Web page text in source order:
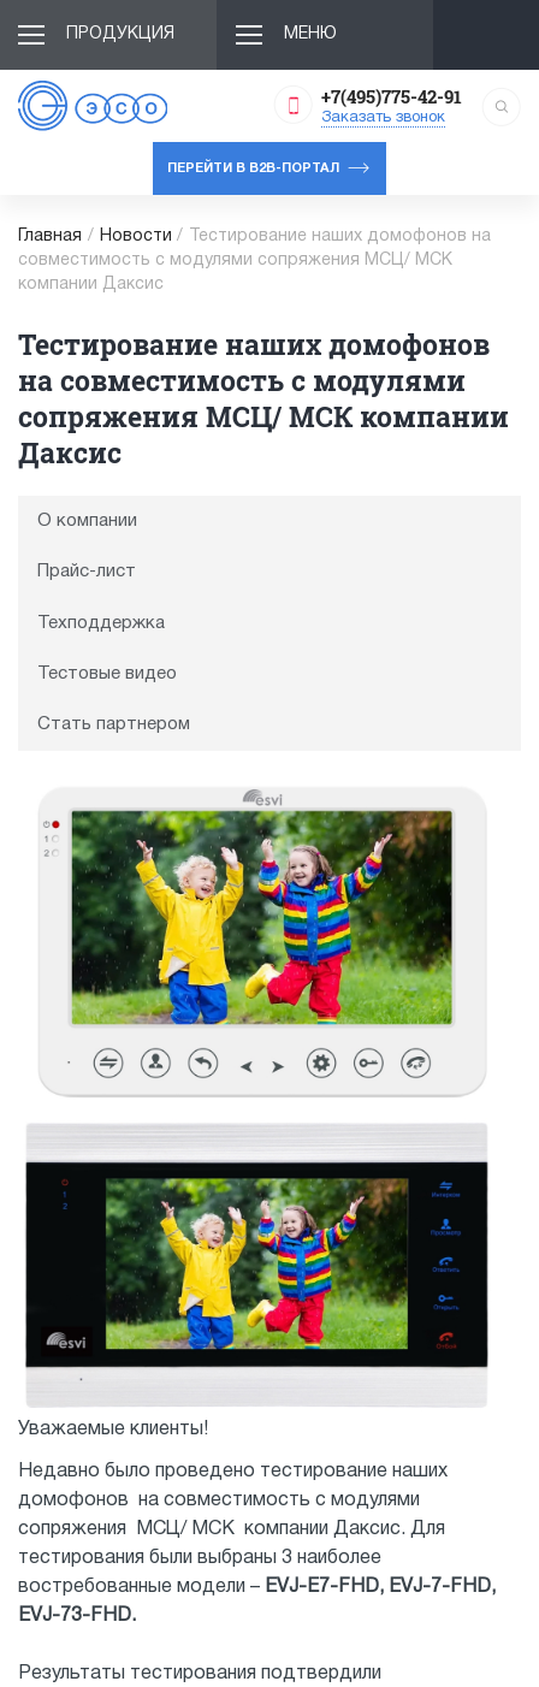
ПРОДУКЦИЯ МЕНЮ
+7(495)775-42-91
Заказать звонок
ПЕРЕЙТИ В B2B-ПОРТАЛ
Главная / Новости /
Тестирование наших домофонов на
совместимость с модулями сопряжения МСЦ/ МСК
компании Даксис
Тестирование наших домофонов
на совместимость с модулями
сопряжения МСЦ/ МСК компании
Даксис
О компании
Прайс-лист
Техподдержка
Тестовые видео
Стать партнером
Уважаемые клиенты!
Недавно было проведено тестирование наших
домофонов на совместимость с модулями
сопряжения МСЦ/ МСК компании Даксис. Для
тестирования были выбраны 3 наиболее
востребованные модели – EVJ-E7-FHD, EVJ-7-FHD,
EVJ-73-FHD.
Результаты тестирования подтвердили